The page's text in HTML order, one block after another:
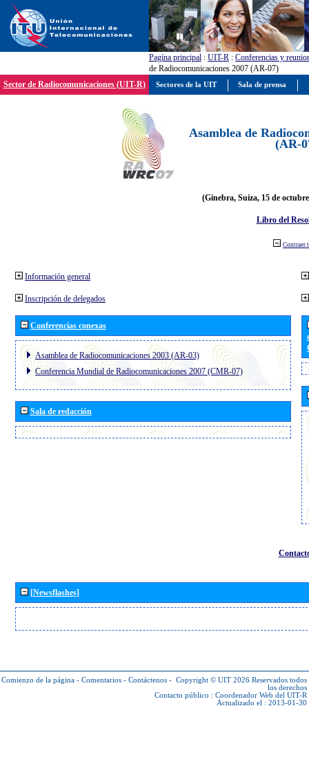
Pagína principal : UIT-R : Conferencias y
de Radiocomunicaciones 2007 (AR-07)
Sector de Radiocomunicaciones (UIT-R)
Asamblea de
(AR-
(Ginebra, Suiza, 15 de
Libro del
Contraer
Información general
Inscripción de delegados
Conferencias conexas
Asamblea de Radiocomunicaciones 2003 (AR-03)
Conferencia Mundial de Radiocomunicaciones 2007 (CMR-07)
Sala de redacción
[Newsflashes]
Comienzo de la página - Comentarios - Contáctenos - Copyright © UIT 2026 Reservados todos
los derechos
Contacto público : Coordenador Web del UIT-R
Actualizado el : 2013-01-30
Sectores de la UIT Sala de prensa